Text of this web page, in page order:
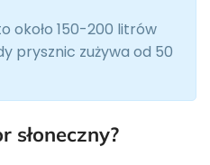
około 150-200 litrów
prysznic zużywa od 50
słoneczny?